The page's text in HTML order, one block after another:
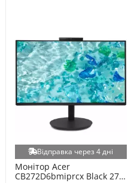
Відправка через 4 дні
Монітор Acer
CB272D6bmiprcx Black 27"